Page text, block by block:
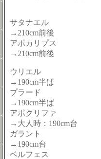
サタナエル
→210cm前後
アポカリプス
→210cm前後
ウリエル
→190cm半ば
プラード
→190cm半ば
アポクリファ
→大人時：190cm台
ガラント
→190cm台
ベルフェス